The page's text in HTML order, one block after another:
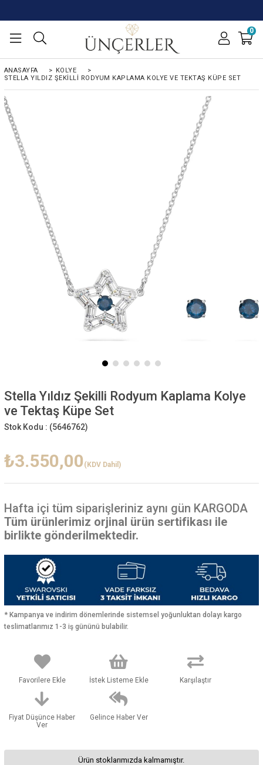
0
ANASAYFA > KOLYE
>
STELLA YILDIZ ŞEKILLI RODYUM KAPLAMA KOLYE VE TEKTAŞ KÜPE SET
Stella Yıldız Şekilli Rodyum Kaplama Kolye
ve Tektaş Küpe Set
Stok Kodu : (5646762)
₺3.550,00 (KDV Dahil)
Hafta içi tüm siparişleriniz aynı gün KARGODA
Tüm ürünlerimiz orjinal ürün sertifikası ile
birlikte gönderilmektedir.
* Kampanya ve indirim dönemlerinde sistemsel yoğunluktan dolayı kargo
teslimatlarımız 1-3 iş gününü bulabilir.
Favorilere Ekle İstek Listeme Ekle Karşılaştır
Fiyat Düşünce Haber
Ver
Gelince Haber Ver
Ürün stoklarımızda kalmamıştır.